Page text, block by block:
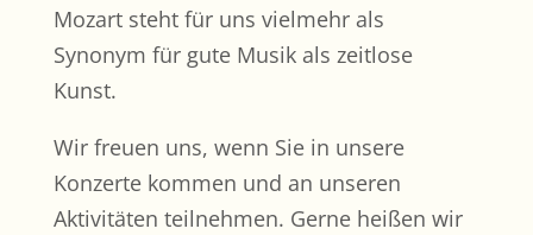
Mozart steht für uns vielmehr als
Synonym für gute Musik als zeitlose
Kunst.
Wir freuen uns, wenn Sie in unsere
Konzerte kommen und an unseren
Aktivitäten teilnehmen. Gerne heißen wir